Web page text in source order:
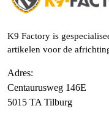
K9 Factory is
artikelen voor de
Adres:
Centaurusweg 146E
5015 TA Tilburg